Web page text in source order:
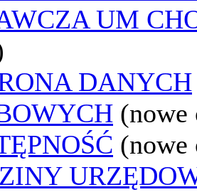
UM
DANYCH
(nowe
(nowe